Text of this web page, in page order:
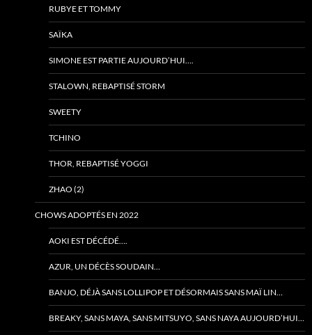
RUBYE ET TOMMY
SAÏKA
SIMONE EST PARTIE AUJOURD’HUI….
STALOWN, REBAPTISÉ STORM
SWEETY
TCHINO
THOR, REBAPTISÉ YOGGI
ZHAO (2)
CHOWS ADOPTÉS EN 2022
AOKI EST DÉCÉDÉ….
AZUR, UN DÉCÈS SOUDAIN…
BANJO, DÉJÀ SANS LOLLIPOP ET DÉSORMAIS SANS MAÏ LIN…
BREAKY, SANS MAYA, SANS MITSUYO, SANS NAYA AUJOURD’HUI…